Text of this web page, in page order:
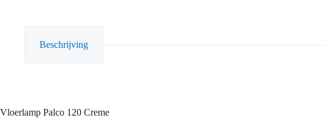
Beschrijving
Vloerlamp Palco 120 Creme